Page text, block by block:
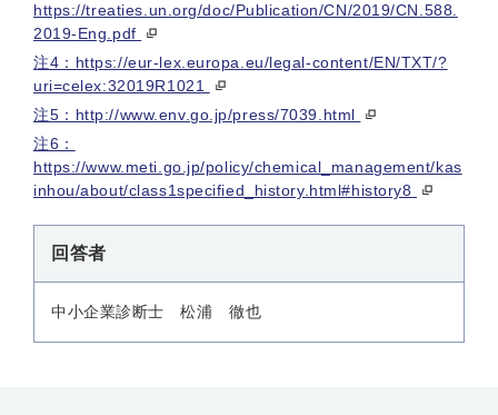
https://treaties.un.org/doc/Publication/CN/2019/CN.588.
2019-Eng.pdf
注4：https://eur-lex.europa.eu/legal-content/EN/TXT/?
uri=celex:32019R1021
注5：http://www.env.go.jp/press/7039.html
注6：
https://www.meti.go.jp/policy/chemical_management/kas
inhou/about/class1specified_history.html#history8
回答者
中小企業診断士 松浦 徹也